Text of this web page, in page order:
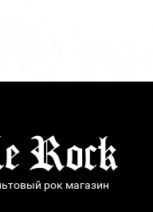
рок магазин